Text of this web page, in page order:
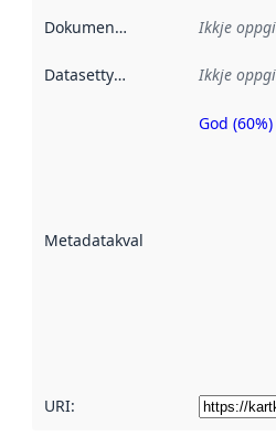
Dokumentasjon Ikkje
Datasettype Ikkje
Metadatakvalitet
God (60%)
URI: